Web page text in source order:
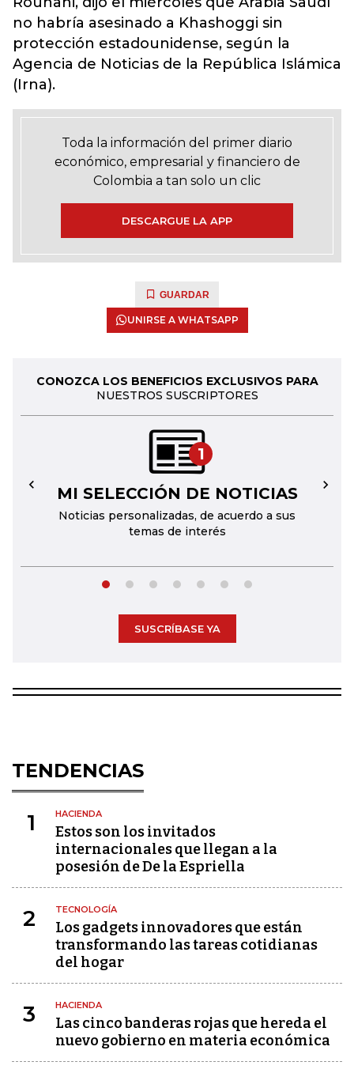
no habría asesinado a Khashoggi sin
protección estadounidense, según la
Agencia de Noticias de la República Islámica
(Irna).
Toda la información del primer diario
económico, empresarial y financiero de
Colombia a tan solo un clic
DESCARGUE LA APP
GUARDAR
UNIRSE A WHATSAPP
CONOZCA LOS BENEFICIOS EXCLUSIVOS PARA
NUESTROS SUSCRIPTORES
1
MI SELECCIÓN DE NOTICIAS
Noticias personalizadas, de acuerdo a sus
temas de interés
← →
SUSCRÍBASE YA
TENDENCIAS
1 HACIENDA
Estos son los invitados
internacionales que llegan a la
posesión de De la Espriella
2 TECNOLOGÍA
Los gadgets innovadores que están
transformando las tareas cotidianas
del hogar
3 HACIENDA
Las cinco banderas rojas que hereda el
nuevo gobierno en materia económica